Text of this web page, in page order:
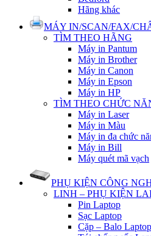
Hãng khác
MÁY IN/SCAN/FAX/
TÌM THEO HÃNG
Máy in Pantum
Máy in Brother
Máy in Canon
Máy in Epson
Máy in HP
TÌM THEO CHỨC
Máy in Laser
Máy in Màu
Máy in đa chức
Máy in Bill
Máy quét mã vạch
PHỤ KIỆN CÔNG
LINH – PHỤ KIỆN
Pin Laptop
Sạc Laptop
Cặp – Balo Laptop